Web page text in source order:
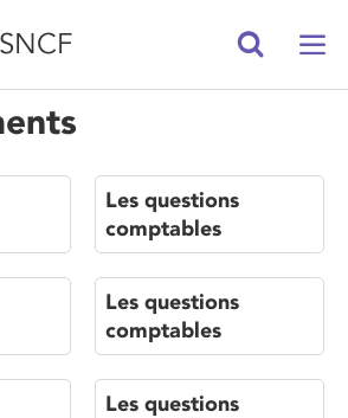
Les questions
comptables
Les questions
comptables
Les questions